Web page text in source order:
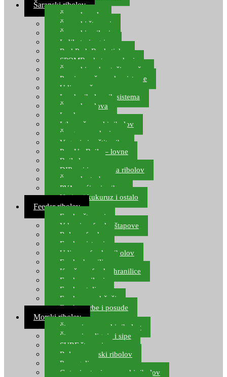
Šaranski ribolov
Šaranske role
Šaranski štapovi
Šaranski najloni
Indikatori ugriza
Rod Pod, Banksticks
SPOMB rakete, markeri
Šaranski podmetači, mreže
Pernice za šaranske sisteme
Udice za šarana, amura
Izrada ribolovnih sistema
Šaranska olova
Leadcore
Igle za šaranski ribolov
Špage, upredenice
Vaganje i zaštita ribe
Pop Up Boile – lovne
Boile lovne
DIP-ovi i arome za ribolov
Šaranske torbe
PVA vrećice i pribor
Umjetni kukuruz i ostalo
Feeder ribolov
Feeder štapovi
Vrhovi za feeder štapove
Role za feeder
Feeder sistemi
Udice za feeder ribolov
Feeder hranilice
Kopče za feeder hranilice
Feeder najloni
Feeder stolice
Feeder arm držači
Feeder torbe i posude
Morski ribolov
Štapovi za morski ribolov
Štapovi za lignje i sipe
SURF štapovi
Role za morski ribolov
Parangali
Gotovi setovi za morski ribolov